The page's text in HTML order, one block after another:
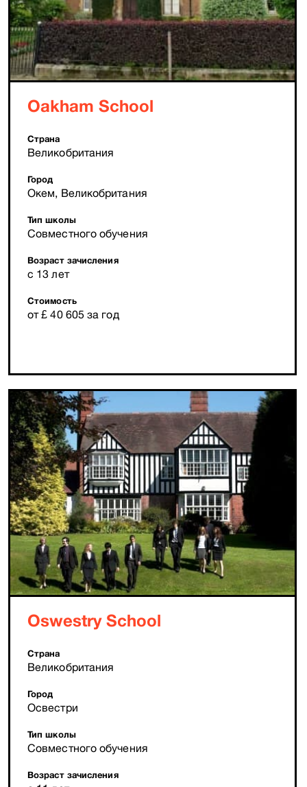
Oakham School
Страна
Великобритания
Город
Окем, Великобритания
Тип школы
Совместного обучения
Возраст зачисления
с 13 лет
Стоимость
от £ 40 605 за год
Oswestry School
Страна
Великобритания
Город
Освестри
Тип школы
Совместного обучения
Возраст зачисления